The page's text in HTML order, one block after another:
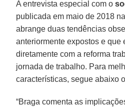
A entrevista especial com o
publicada em maio de 2018
abrange duas tendências
anteriormente expostos e que
diretamente com a reforma
jornada de trabalho. Para
características, segue abaixo
“Braga comenta as